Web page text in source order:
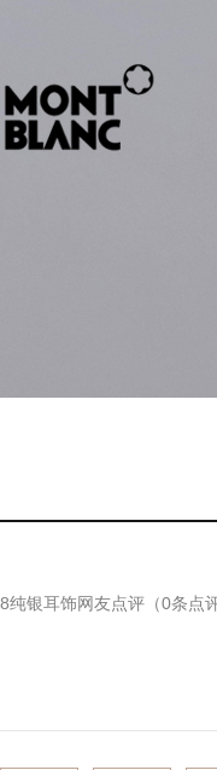
纯银耳饰网友点评（0条点